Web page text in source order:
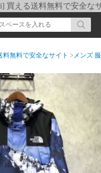
買える送料無料で安全な
無料で安全なサイト >メンズ 服